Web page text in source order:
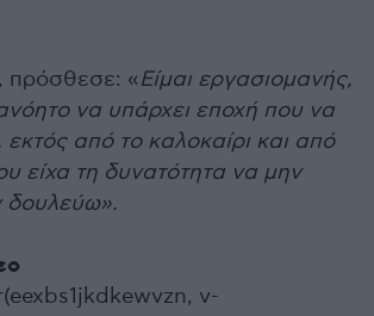
πρόσθεσε: «Είμαι εργασιομανής,
να υπάρχει εποχή που να
από το καλοκαίρι και από
είχα τη δυνατότητα να μην
δουλεύω».
v-